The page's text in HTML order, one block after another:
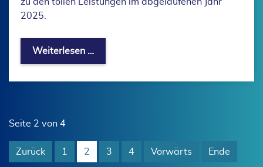
2025.
Weiterlesen …
Seite 2 von 4
Zurück 1 2 3 4 Vorwärts Ende